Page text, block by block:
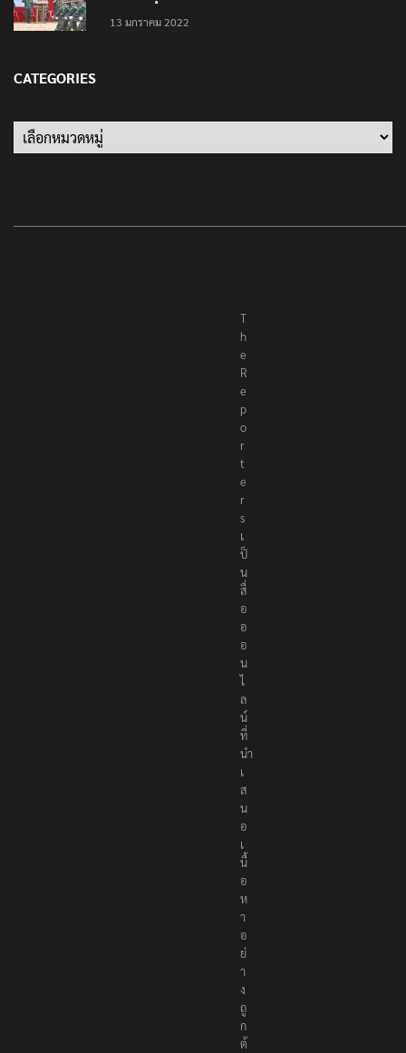
13 มกราคม 2022
CATEGORIES
Categories
T
h
e
R
e
p
o
r
t
e
r
s
เ
ป็
น
สื่
อ
อ
อ
น
ไ
ล
น์
ที่
นำ
เ
ส
น
อ
เ
นื้
อ
ห
า
อ
ย่
า
ง
ถู
ก
ต้